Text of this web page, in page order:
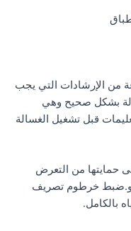
من الإرشادات التي يجب
بشكل صحيح وهي
قبل تشغيل الغسالة
حمايتها من التعرض
خرطوم تصريف
بالكامل.